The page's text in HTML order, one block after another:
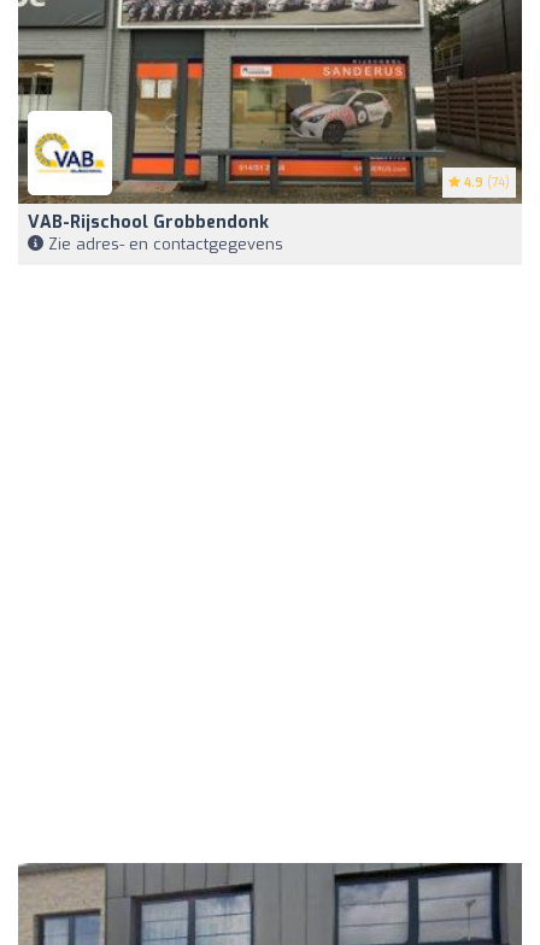
4.9 (74)
VAB-Rijschool Grobbendonk
Zie adres- en contactgegevens